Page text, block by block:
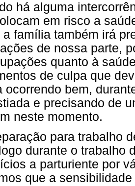
há alguma
em risco a
a família também irá
de nossa parte,
quanto à
de culpa que
ocorrendo bem,
e precisando de
neste momento.
para trabalho
durante o trabalho
a parturiente por
que a